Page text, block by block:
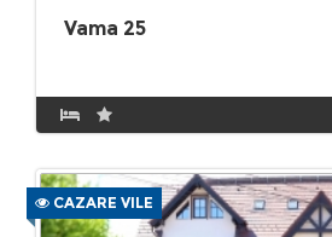
Vama 25
CAZARE VILE